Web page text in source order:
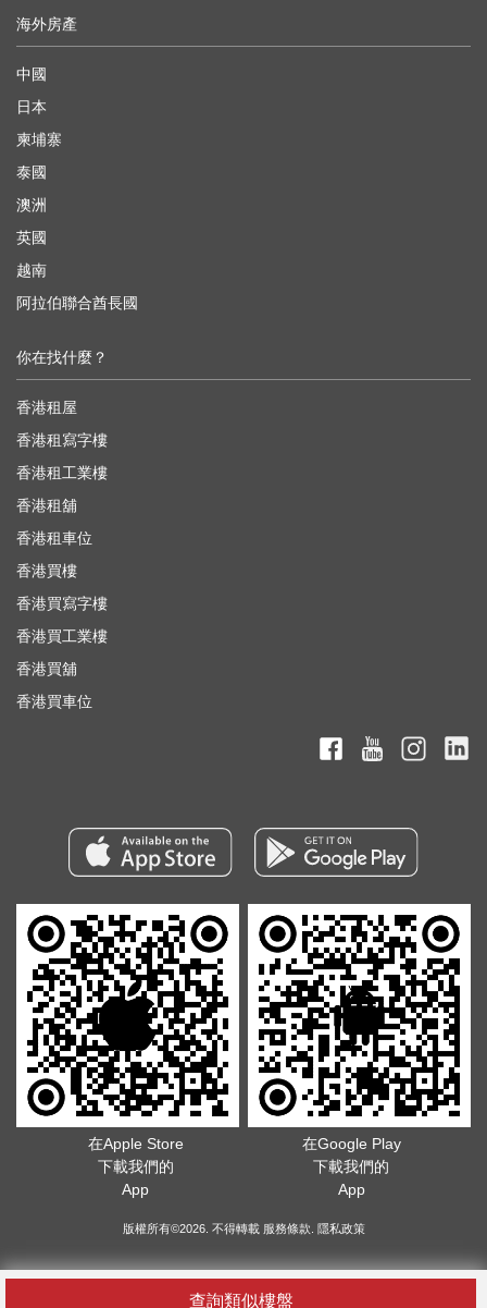
查詢類似樓盤
海外房產
中國
日本
柬埔寨
泰國
澳洲
英國
越南
阿拉伯聯合酋長國
你在找什麼？
香港租屋
香港租寫字樓
香港租工業樓
香港租舖
香港租車位
香港買樓
香港買寫字樓
香港買工業樓
香港買舖
香港買車位
在Apple Store
下載我們的
App
在Google Play
下載我們的
App
版權所有©2026. 不得轉載 服務條款 隱私政策